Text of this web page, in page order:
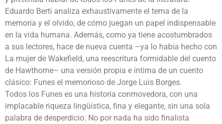
Eduardo Berti analiza exhaustivamente el tema de la
memoria y el olvido, de cómo juegan un papel indispensable
en la vida humana. Además, como ya tiene acostumbrados
a sus lectores, hace de nueva cuenta –ya lo había hecho con
La mujer de Wakefield, una reescritura formidable del cuento
de Hawthorne– una versión propia e íntima de un cuento
clásico: Funes el memorioso de Jorge Luis Borges.
Todos los Funes es una historia conmovedora, con una
implacable riqueza lingüística, fina y elegante, sin una sola
palabra de desperdicio. No por nada ha sido finalista